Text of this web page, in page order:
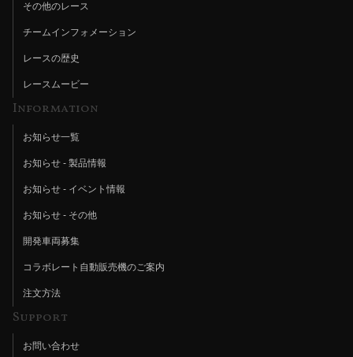
その他のレース
チームインフォメーション
レースの歴史
レースムービー
Information
お知らせ一覧
お知らせ - 製品情報
お知らせ - イベント情報
お知らせ - その他
開発車両募集
コラボレート自動販売機のご案内
注文方法
Support
お問い合わせ